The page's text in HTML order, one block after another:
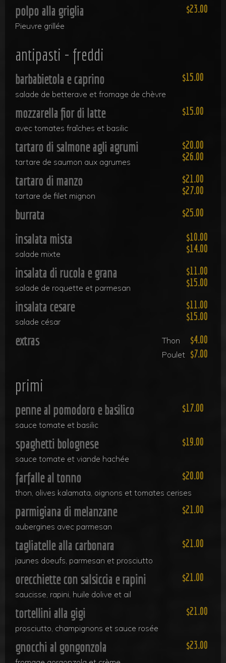
polpo alla griglia 23.00
Pieuvre grillée
antipasti - freddi
barbabietola e caprino 15.00
salade de betterave et fromage de chèvre
mozzarella fior di latte 15.00
avec tomates fraîches et basilic
tartaro di salmone agli agrumi
20.00
26.00
tartare de saumon aux agrumes
tartaro di manzo
21.00
27.00
tartare de filet mignon
burrata 25.00
insalata mista
10.00
14.00
salade mixte
insalata di rucola e grana
11.00
15.00
salade de roquette et parmesan
insalata cesare
11.00
15.00
salade césar
extras Thon 4.00
Poulet 7.00
primi
penne al pomodoro e basilico 17.00
sauce tomate et basilic
spaghetti bolognese 19.00
sauce tomate et viande hachée
farfalle al tonno 20.00
thon, olives kalamata, oignons et tomates cerises
parmigiana di melanzane 21.00
aubergines avec parmesan
tagliatelle alla carbonara 21.00
jaunes doeufs, parmesan et prosciutto
orecchiette con salsiccia e rapini 21.00
saucisse, rapini, huile dolive et ail
tortellini alla gigi 21.00
prosciutto, champignons et sauce rosée
gnocchi al gongonzola 23.00